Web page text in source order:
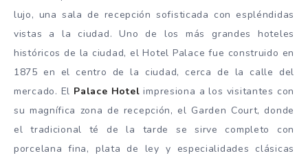
lujo, una sala de recepción sofisticada con espléndidas
vistas a la ciudad. Uno de los más grandes hoteles
históricos de la ciudad, el Hotel Palace fue construido en
1875 en el centro de la ciudad, cerca de la calle del
mercado. El Palace Hotel impresiona a los visitantes con
su magnífica zona de recepción, el Garden Court, donde
el tradicional té de la tarde se sirve completo con
porcelana fina, plata de ley y especialidades clásicas